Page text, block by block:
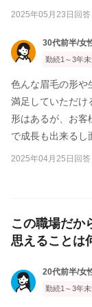
2025年05月23日回
30代前半/女
勤続1～3年
色んな眉毛の形や
満足していただけ
形はあるが、お客
で成長も出来るし
2025年04月25日回
この職場だか
思えることは
20代前半/女
勤続1～3年